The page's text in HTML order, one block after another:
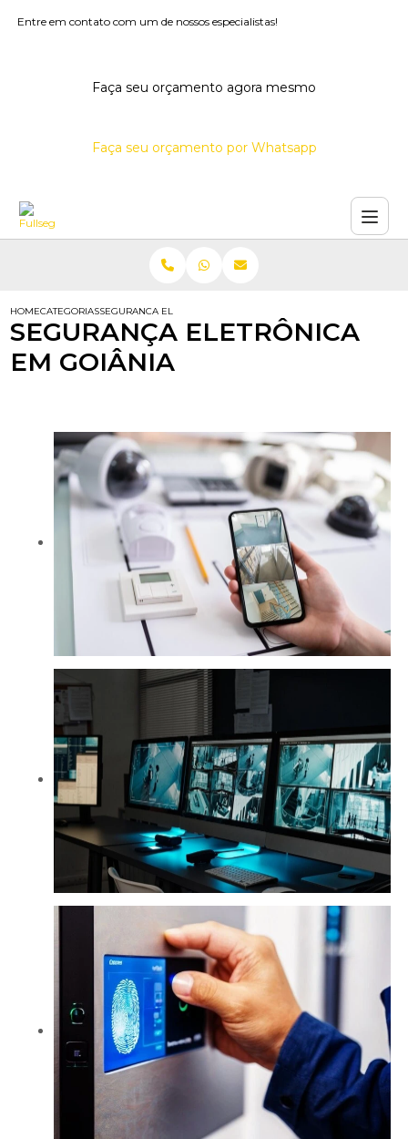
Entre em contato com um de nossos especialistas!
Faça seu orçamento agora mesmo
Faça seu orçamento por Whatsapp
HOMECATEGORIASSEGURANCA ELETRONICA GOIANIA
SEGURANÇA ELETRÔNICA
EM GOIÂNIA